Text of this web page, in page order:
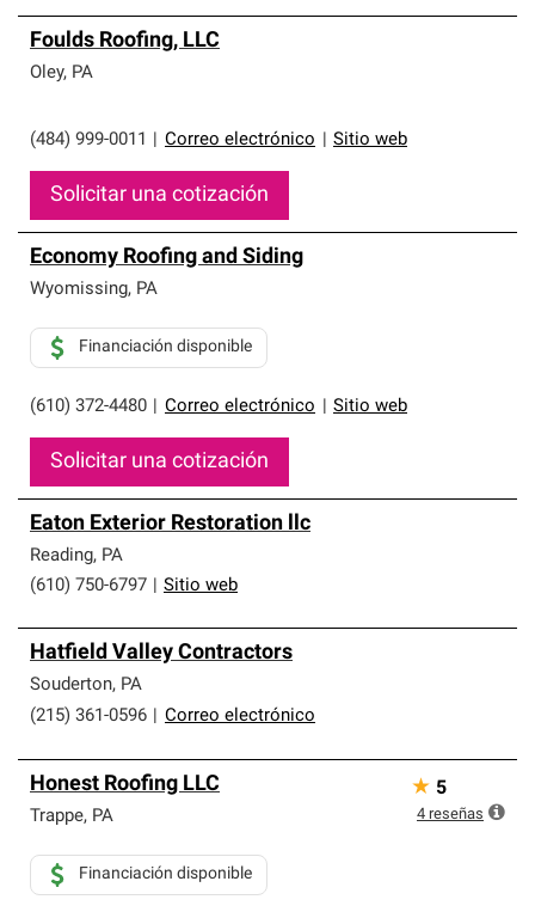
Foulds Roofing, LLC
Oley, PA
(484) 999-0011 Correo electrónico Sitio web
Solicitar una cotización
Economy Roofing and Siding
Wyomissing, PA
(610) 372-4480 Correo electrónico Sitio web
Financiación disponible
Solicitar una cotización
Eaton Exterior Restoration llc
Reading, PA
(610) 750-6797
Sitio web
Hatfield Valley Contractors
Souderton, PA
(215) 361-0596
Correo electrónico
Honest Roofing LLC
Trappe, PA
Financiación disponible
★ 5
4 reseñas